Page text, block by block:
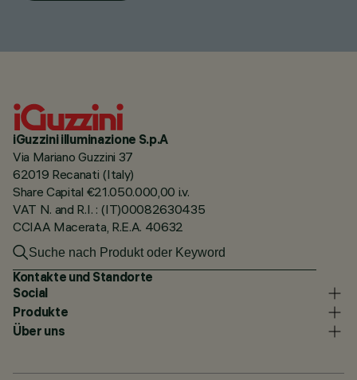
iGuzzini illuminazione S.p.A
Via Mariano Guzzini 37
62019 Recanati (Italy)
Share Capital €21.050.000,00 i.v.
VAT N. and R.I. : (IT)00082630435
CCIAA Macerata, R.E.A. 40632
Kontakte und Standorte
Social
Produkte
Über uns